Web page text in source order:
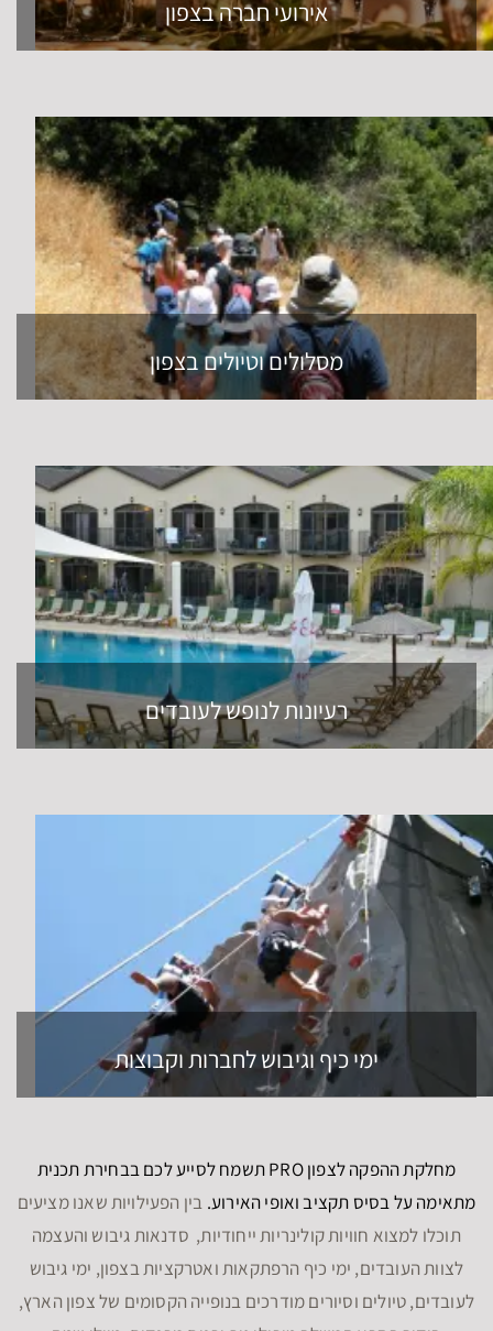
אירועי חברה בצפון
מסלולים וטיולים בצפון
רעיונות לנופש לעובדים
ימי כיף וגיבוש לחברות וקבוצות
מחלקת ההפקה לצפון PRO תשמח לסייע לכם בבחירת תכנית
מתאימה על בסיס תקציב ואופי האירוע. בין הפעילויות שאנו מציעים
תוכלו למצוא חוויות קולינריות ייחודיות, סדנאות גיבוש והעצמה
לצוות העובדים, ימי כיף הרפתקאות ואטרקציות בצפון, ימי גיבוש
לעובדים, טיולים וסיורים מודרכים בנופייה הקסומים של צפון הארץ,